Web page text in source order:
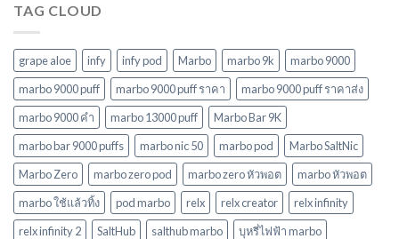
นิยม
ใหม่
ล่าสุด
ในปี
2568
TAG CLOUD
grape aloe infy infy pod Marbo marbo 9k
marbo 9000
marbo 9000 puff
marbo 9000 puff ราคา
marbo 9000 puff ราคาส่ง
marbo 9000 คํา
marbo 13000 puff
Marbo Bar 9K
marbo bar 9000 puffs
marbo nic 50 marbo pod
Marbo SaltNic
Marbo Zero
marbo zero pod marbo zero หัวพอต
marbo หัวพอต
marbo ใช้แล้วทิ้ง
pod marbo relx relx creator
relx infinity
relx infinity 2
SaltHub salthub marbo
บุหรี่ไฟฟ้า marbo